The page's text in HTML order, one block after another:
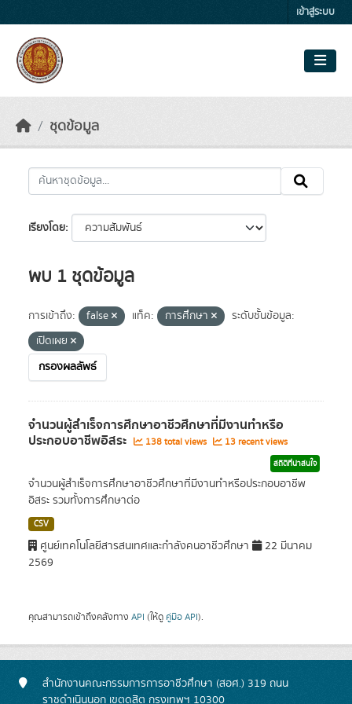
เข้าสู่ระบบ
ชุดข้อมูล
เรียงโดย
พบ 1 ชุดข้อมูล
การเข้าถึง: false แท็ค: การศึกษา
ระดับชั้นข้อมูล:
เปิดเผย
กรองผลลัพธ์
จำนวนผู้สำเร็จการศึกษาอาชีวศึกษาที่มีงานทำหรือ
ประกอบอาชีพอิสระ 138 total views 13 recent views
สถิติที่น่าสนใจ
จำนวนผู้สำเร็จการศึกษาอาชีวศึกษาที่มีงานทำหรือประกอบอาชีพ
อิสระ รวมทั้งการศึกษาต่อ
CSV
ศูนย์เทคโนโลยีสารสนเทศและกำลังคนอาชีวศึกษา
22 มีนาคม
2569
คุณสามารถเข้าถึงคลังทาง API (ให้ดู คู่มือ API).
สำนักงานคณะกรรมการการอาชีวศึกษา (สอศ.) 319 ถนน
ราชดำเนินนอก เขตดุสิต กรุงเทพฯ 10300